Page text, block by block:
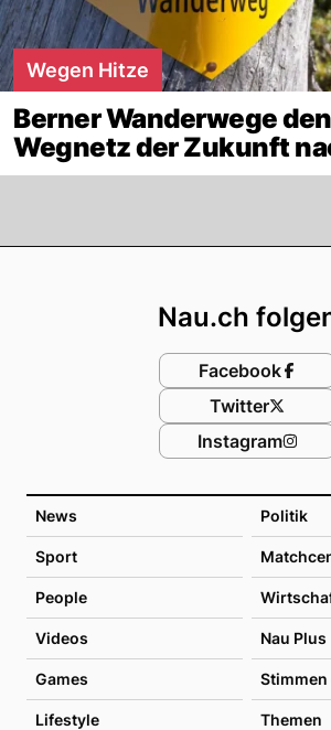
Wegen Hitze
Berner Wanderwege
Wegnetz der Zukunft
News Politik
Sport
People
Videos Nau Plus
Games Stimmen
Lifestyle Themen
Nau.ch
Facebook
Twitter
Instagram